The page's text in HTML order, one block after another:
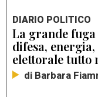
DIARIO POLITICO
La grande
difesa,
elettorale tutto
di Barbara